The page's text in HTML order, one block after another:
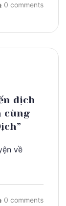
0 comments
dịch
cùng
về
0 comments